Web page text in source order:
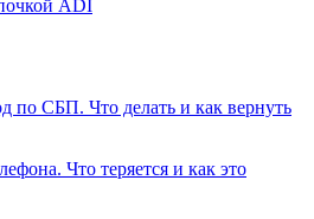
ADI
по СБП. Что делать и как вернуть
Что теряется и как это